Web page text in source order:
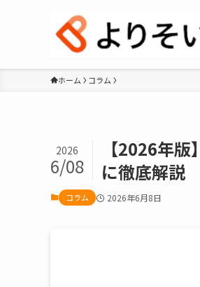
ホーム コラム
【2026年
に徹底解説
2026
6/08
コラム 2026年6月8日